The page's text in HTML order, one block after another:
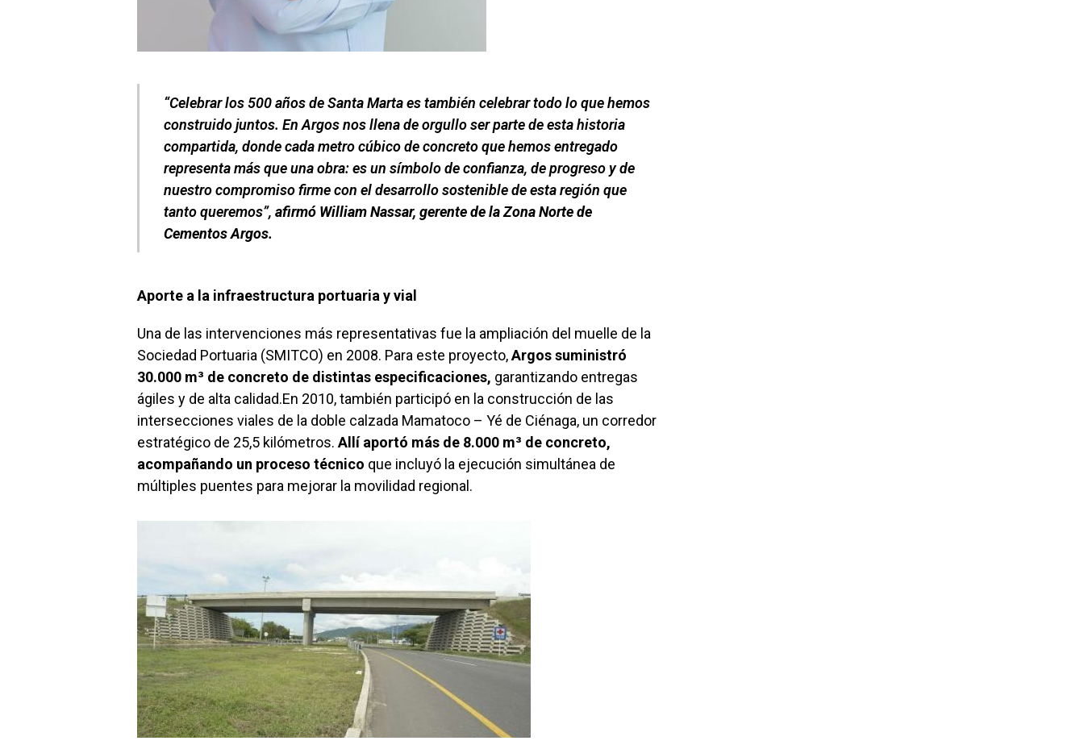
“Celebrar los 500 años de Santa Marta es también celebrar todo lo que hemos
construido juntos. En Argos nos llena de orgullo ser parte de esta historia
compartida, donde cada metro cúbico de concreto quehemos entregado
representa más que una obra: es un símbolo de confianza, de progreso y de
nuestro compromiso firme con el desarrollo sostenible de esta región que
tanto queremos”, afirmó William Nassar, gerente de la Zona Norte de
Cementos Argos.
Aporte a la infraestructura portuaria y vial
Una de las intervenciones más representativas fue la ampliación del muelle de la
Sociedad Portuaria (SMITCO) en 2008. Para este proyecto,Argos suministró
30.000 m³ de concreto de distintas especificaciones, garantizando entregas
ágiles y de alta calidad.En 2010, también participó en la construcción de las
intersecciones viales de la doble calzada Mamatoco – Yé de Ciénaga, un corredor
estratégico de 25,5 kilómetros. Allí aportó más de 8.000 m³ de concreto,
acompañando un proceso técnico que incluyó la ejecución simultánea de
múltiples puentes para mejorar la movilidad regional.